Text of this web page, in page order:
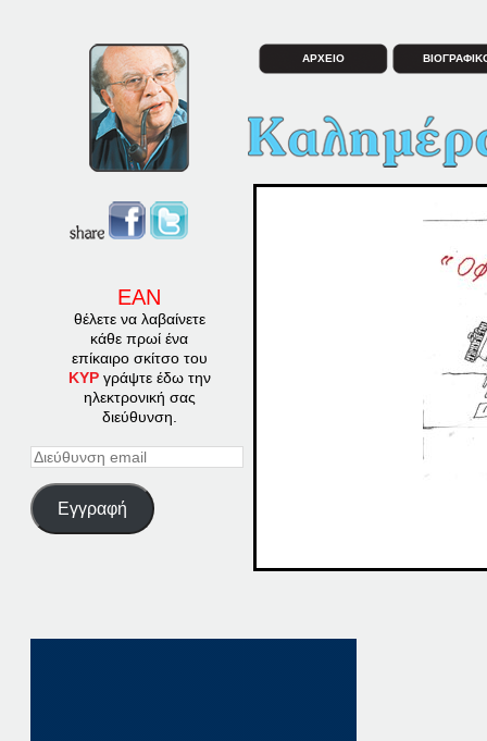
ΕΑΝ
θέλετε να λαβαίνετε
κάθε πρωί ένα
επίκαιρο σκίτσο του
ΚΥΡγράψτε έδω την
ηλεκτρονική σας
διεύθυνση.
Διεύθυνση
Εγγραφή
ΑΡΧΕΙΟ